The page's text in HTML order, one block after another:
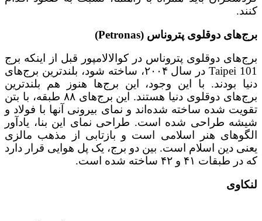
کنند.
برج‌های دوقلوی پتروناس (Petronas)
برج‌های دوقلوی پتروناس در کوالالامپور قبل از اینکه برج
Taipei 101 در سال ۲۰۰۴، ساخته شود، بلندترین برج‌های
دنیا بودند. با این وجود، این برج‌ها هنوز هم بلندترین
برج‌های دوقلوی دنیا هستند. این برج‌های ۸۸ طبقه، با بتن
تقویت شده ساخته شده‌اند و نمای بیرونی آنها با فولاد و
شیشه طراحی شده است. طراحی نمای این بنا، یادآور
الگوهای هنر اسلامی است و بازتابی از مذهب مالزی
یعنی دین اسلام است. بین دو برج، یک پل هوایی قرار دارد
که در طبقات ۴۱ و ۴۲ ساخته شده است.
لنکاوی